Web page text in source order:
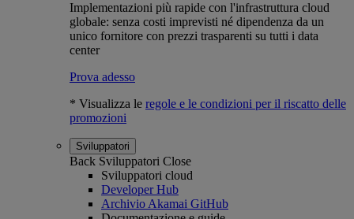
Implementazioni più rapide con l'infrastruttura cloud
globale: senza costi imprevisti né dipendenza da un
unico fornitore con prezzi trasparenti su tutti i data
center
Prova adesso
* Visualizza le regole e le condizioni per il riscatto delle
promozioni
Sviluppatori
Back Sviluppatori Close
Sviluppatori cloud
Developer Hub
Archivio Akamai GitHub